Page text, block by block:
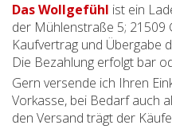
Das Wollgefühl ist ein
der Mühlenstraße 5; 21509
Kaufvertrag und Übergabe
Die Bezahlung erfolgt bar
Gern versende ich Ihren
Vorkasse, bei Bedarf auch
den Versand trägt der